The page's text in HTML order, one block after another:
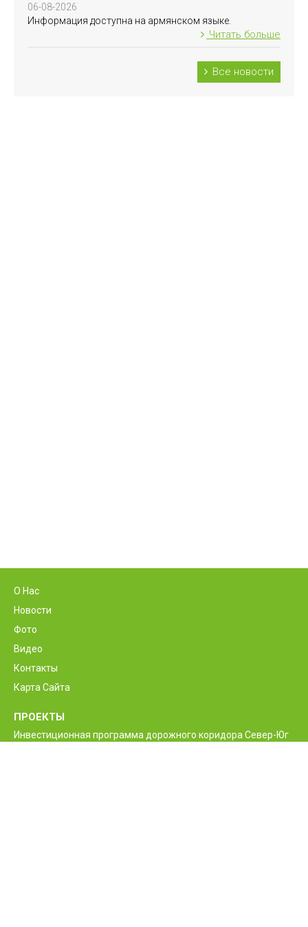
06-08-2026
Информация доступна на армянском языке.
Читать больше
Все новости
О Нас
Новости
Фото
Видео
Контакты
Карта Сайта
ПРОЕКТЫ
Инвестиционная программа дорожного коридора Север-Юг